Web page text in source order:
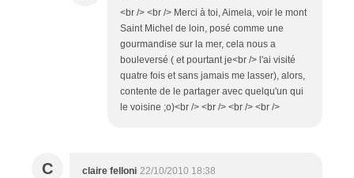
<br /> <br /> Merci à toi, Aimela, voir le mont
Saint Michel de loin, posé comme une
gourmandise sur la mer, cela nous a
bouleversé ( et pourtant je<br /> l'ai visité
quatre fois et sans jamais me lasser), alors,
contente de le partager avec quelqu'un qui
le voisine ;o)<br /> <br /> <br /> <br />
C claire felloni 22/10/2010 18:38